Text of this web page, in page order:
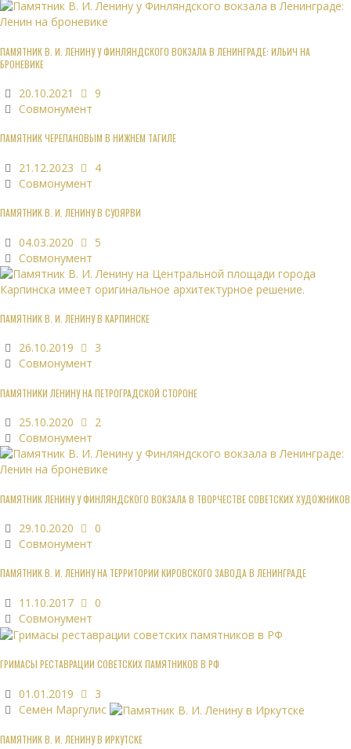
ПАМЯТНИК В. И. ЛЕНИНУ У ФИНЛЯНДСКОГО ВОКЗАЛА В ЛЕНИНГРАДЕ: ИЛЬИЧ НА
БРОНЕВИКЕ
20.10.2021
9
Совмонумент
ПАМЯТНИК ЧЕРЕПАНОВЫМ В НИЖНЕМ ТАГИЛЕ
21.12.2023
4
Совмонумент
ПАМЯТНИК В. И. ЛЕНИНУ В СУОЯРВИ
04.03.2020
5
Совмонумент
ПАМЯТНИК В. И. ЛЕНИНУ В КАРПИНСКЕ
26.10.2019
3
Совмонумент
ПАМЯТНИКИ ЛЕНИНУ НА ПЕТРОГРАДСКОЙ СТОРОНЕ
25.10.2020
2
Совмонумент
ПАМЯТНИК ЛЕНИНУ У ФИНЛЯНДСКОГО ВОКЗАЛА В ТВОРЧЕСТВЕ СОВЕТСКИХ ХУДОЖНИКОВ
29.10.2020
0
Совмонумент
ПАМЯТНИК В. И. ЛЕНИНУ НА ТЕРРИТОРИИ КИРОВСКОГО ЗАВОДА В ЛЕНИНГРАДЕ
11.10.2017
0
Совмонумент
ГРИМАСЫ РЕСТАВРАЦИИ СОВЕТСКИХ ПАМЯТНИКОВ В РФ
01.01.2019
3
Семён Маргулис
ПАМЯТНИК В. И. ЛЕНИНУ В ИРКУТСКЕ